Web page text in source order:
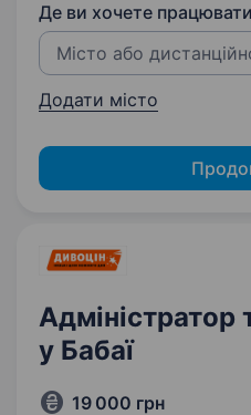
Де ви хочете
Додати місто
Адміністратор
у Бабаї
19 000 грн